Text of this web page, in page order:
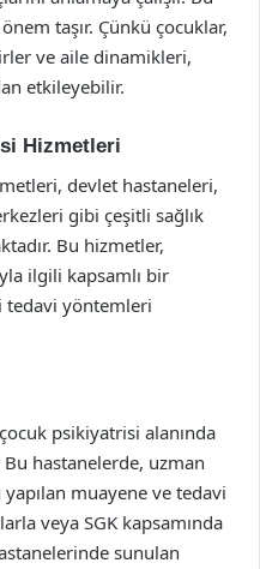
taşır. Çünkü çocuklar,
ve aile dinamikleri,
etkileyebilir.
Hizmetleri
devlet hastaneleri,
gibi çeşitli sağlık
Bu hizmetler,
ilgili kapsamlı bir
tedavi yöntemleri
psikiyatrisi alanında
hastanelerde, uzman
muayene ve tedavi
veya SGK kapsamında
sunulan